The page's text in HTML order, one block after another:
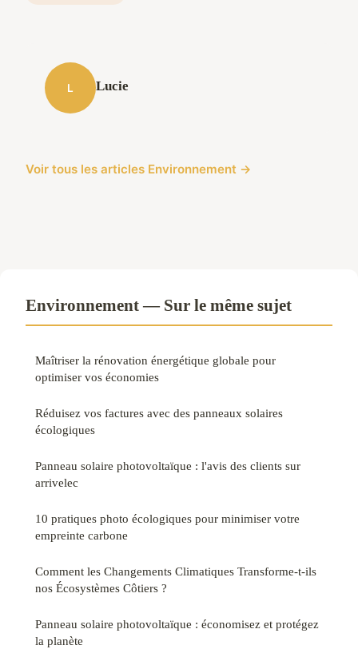
L Lucie
Voir tous les articles Environnement →
Environnement — Sur le même sujet
Maîtriser la rénovation énergétique globale pour
optimiser vos économies
Réduisez vos factures avec des panneaux solaires
écologiques
Panneau solaire photovoltaïque : l'avis des clients sur
arrivelec
10 pratiques photo écologiques pour minimiser votre
empreinte carbone
Comment les Changements Climatiques Transforme-t-ils
nos Écosystèmes Côtiers ?
Panneau solaire photovoltaïque : économisez et protégez
la planète